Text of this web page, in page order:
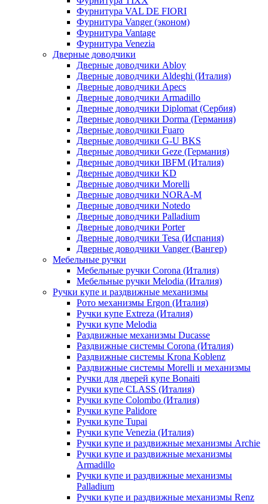
Фурнитура VAL DE FIORI
Фурнитура Vanger (эконом)
Фурнитура Vantage
Фурнитура Venezia
Дверные доводчики
Дверные доводчики Abloy
Дверные доводчики Aldeghi (Италия)
Дверные доводчики Apecs
Дверные доводчики Armadillo
Дверные доводчики Diplomat (Сербия)
Дверные доводчики Dorma (Германия)
Дверные доводчики Fuaro
Дверные доводчики G-U BKS
Дверные доводчики Geze (Германия)
Дверные доводчики IBFM (Италия)
Дверные доводчики KD
Дверные доводчики Morelli
Дверные доводчики NORA-M
Дверные доводчики Notedo
Дверные доводчики Palladium
Дверные доводчики Porter
Дверные доводчики Tesa (Испания)
Дверные доводчики Vanger (Вангер)
Мебельные ручки
Мебельные ручки Corona (Италия)
Мебельные ручки Melodia (Италия)
Ручки купе и раздвижные механизмы
Рото механизмы Ergon (Италия)
Ручки купе Extreza (Италия)
Ручки купе Melodia
Раздвижные механизмы Ducasse
Раздвижные системы Corona (Италия)
Раздвижные системы Krona Koblenz
Раздвижные системы Morelli и механизмы
Ручки для дверей купе Bonaiti
Ручки купе CLASS (Италия)
Ручки купе Colombo (Италия)
Ручки купе Palidore
Ручки купе Tupai
Ручки купе Venezia (Италия)
Ручки купе и раздвижные механизмы Archie
Ручки купе и раздвижные механизмы
Armadillo
Ручки купе и раздвижные механизмы
Palladium
Ручки купе и раздвижные механизмы Renz